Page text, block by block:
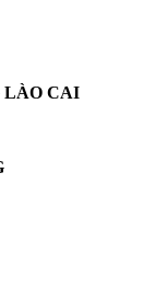
LÀO CAI